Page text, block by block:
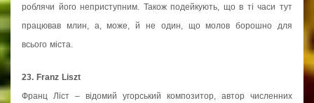
роблячи його неприступним. Також подейкують, що в ті часи тут
працював млин, а, може, й не один, що молов борошно для
всього міста.
23. Franz Liszt
Франц Ліст – відомий угорський композитор, автор численних